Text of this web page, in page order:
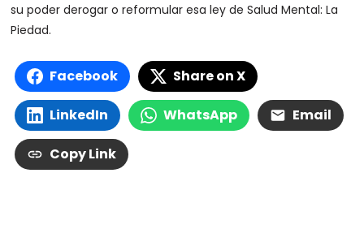
su poder derogar o reformular esa ley de Salud Mental: La
Piedad.
Facebook Share on X
LinkedIn WhatsApp Email
Copy Link